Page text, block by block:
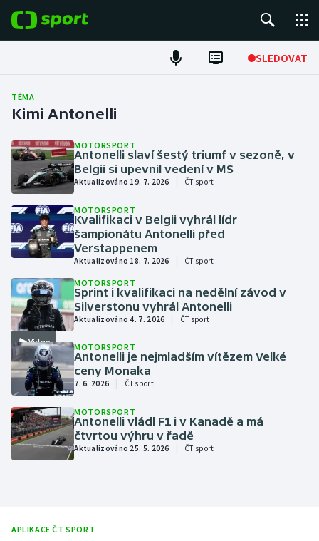
SLEDOVAT
Fotbal
Tenis
Atletika
Cyklistika
DALŠÍ SPORTY
Americký fotbal
Baseball a softbal
Basketbal
Biatlon
Boby a skeleton
Dostihy
NEPŘEHLÉDNĚTE
Soutěže
Historické návraty
Aplikace ČT sport
AZ kvíz
TÉMA
Kimi Antonelli
MOTORSPORT
Antonelli slaví šestý triumf v sezoně, v
Belgii si upevnil vedení v MS
Aktualizováno 19. 7. 2026 ČT sport
MOTORSPORT
Kvalifikaci v Belgii vyhrál lídr
šampionátu Antonelli před
Verstappenem
Aktualizováno 18. 7. 2026 ČT sport
Video
MOTORSPORT
Sprint i kvalifikaci na nedělní závod v
Silverstonu vyhrál Antonelli
Aktualizováno 4. 7. 2026 ČT sport
MOTORSPORT
Antonelli je nejmladším vítězem Velké
ceny Monaka
7. 6. 2026 ČT sport
MOTORSPORT
Antonelli vládl F1 i v Kanadě a má
čtvrtou výhru v řadě
Aktualizováno 25. 5. 2026 ČT sport
APLIKACE ČT SPORT